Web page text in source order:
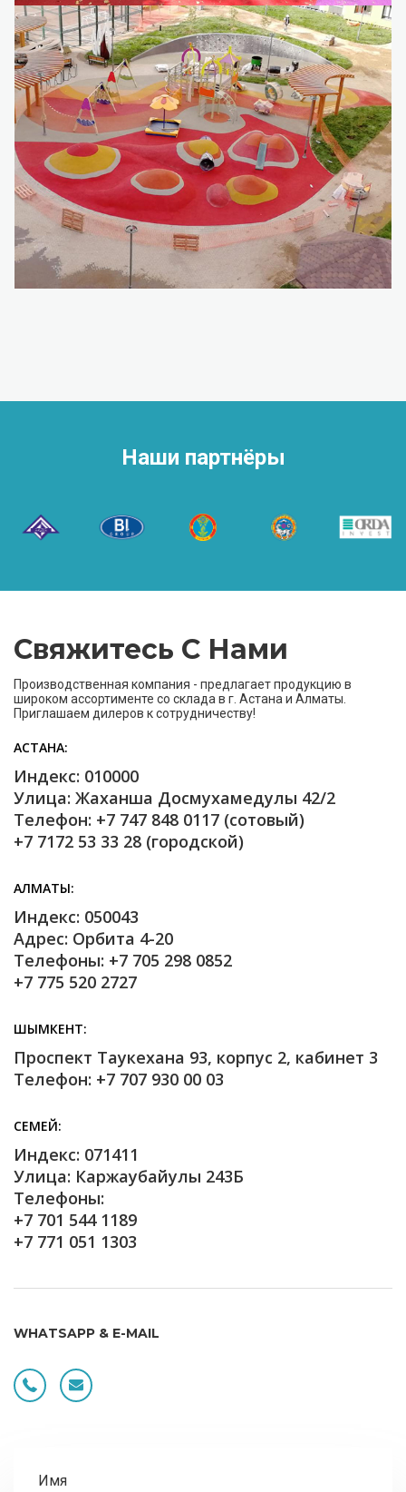
Детский игровой комплекс
Наши партнёры
Свяжитесь С Нами
Производственная компания - предлагает продукцию в
широком ассортименте со склада в г. Астана и Алматы.
Приглашаем дилеров к сотрудничеству!
АСТАНА
Индекс: 010000
Улица: Жаханша Досмухамедулы 42/2
Телефон: +7 747 848 0117 (сотовый)
+7 7172 53 33 28 (городской)
АЛМАТЫ
Индекс: 050043
Адрес: Орбита 4-20
Телефоны: +7 705 298 0852
+7 775 520 2727
ШЫМКЕНТ
Проспект Таукехана 93, корпус 2, кабинет 3
Телефон: +7 707 930 00 03
СЕМЕЙ
Индекс: 071411
Улица: Каржаубайулы 243Б
Телефоны:
+7 701 544 1189
+7 771 051 1303
WHATSAPP & E-MAIL